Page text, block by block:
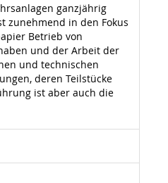
ganzjährig
zunehmend in den Fokus
Betrieb von
und der Arbeit der
und technischen
deren Teilstücke
ist aber auch die